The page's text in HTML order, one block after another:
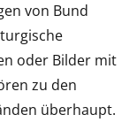
von Bund
oder Bilder mit
zu den
überhaupt.